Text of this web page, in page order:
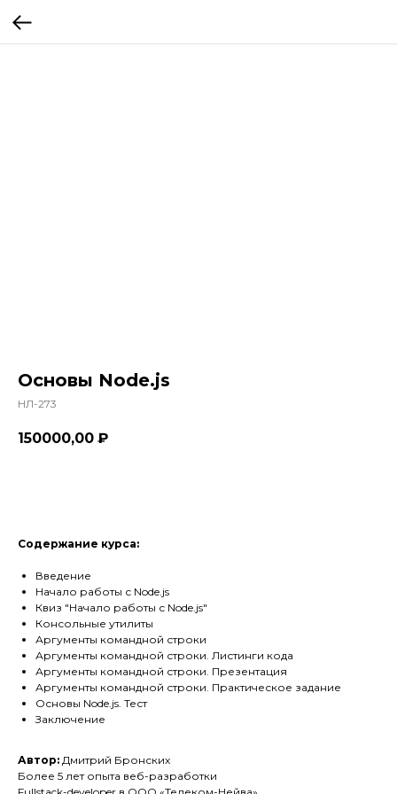
Основы Node.js
НЛ-273
150000,00 ₽
Содержание курса:
Введение
Начало работы с Node.js
Квиз "Начало работы с Node.js"
Консольные утилиты
Аргументы командной строки
Аргументы командной строки. Листинги кода
Аргументы командной строки. Презентация
Аргументы командной строки. Практическое задание
Основы Node.js. Тест
Заключение
Автор: Дмитрий Бронских
Более 5 лет опыта веб-разработки